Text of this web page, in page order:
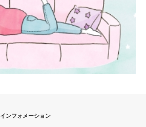
インフォメーション